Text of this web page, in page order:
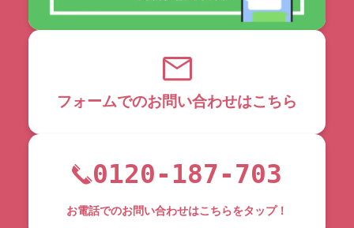
フォームでのお問い合わせはこちら
0120-187-703
お電話でのお問い合わせはこちらをタップ！